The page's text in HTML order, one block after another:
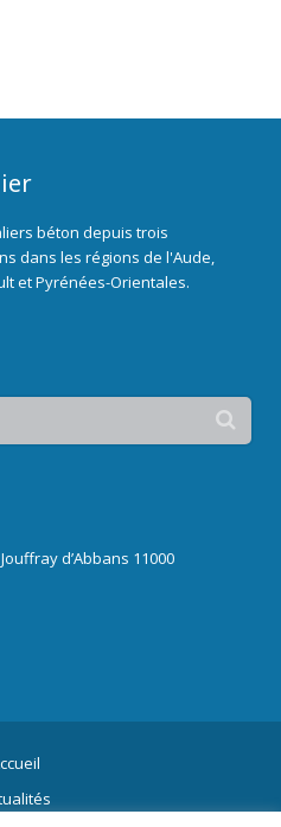
béton depuis trois
dans les régions de l'Aude,
et Pyrénées-Orientales.
d’Abbans 11000